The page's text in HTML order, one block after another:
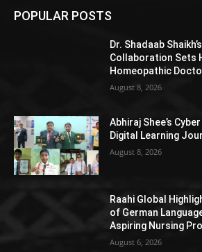
POPULAR POSTS
Dr. Shadaab
Collaboration Sets
Homeopathic
August 8, 2026
Abhiraj Shee’s
Digital Learning
August 8, 2026
Raahi Global
of German
Aspiring Nursing
August 6, 2026